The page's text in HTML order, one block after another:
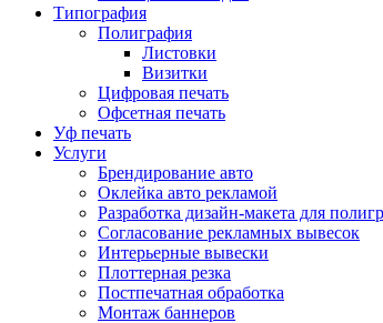
Типография
Полиграфия
Листовки
Визитки
Цифровая печать
Офсетная печать
Уф печать
Услуги
Брендирование авто
Оклейка авто рекламой
Разработка дизайн-макета для
Согласование рекламных вывесок
Интерьерные вывески
Плоттерная резка
Постпечатная обработка
Монтаж баннеров